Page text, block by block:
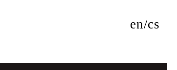
en cs